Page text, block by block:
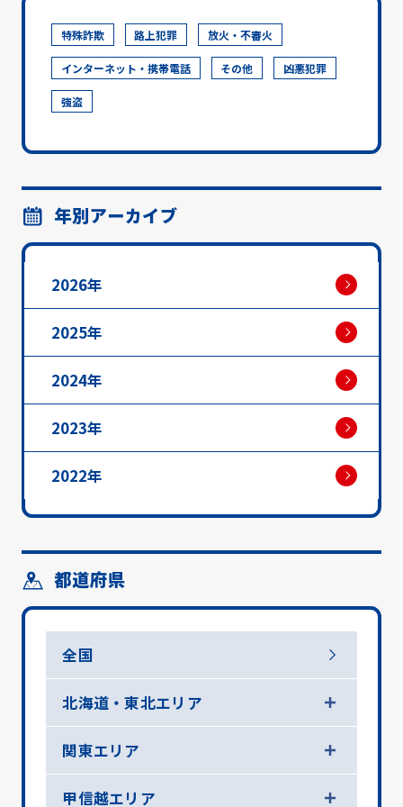
特殊詐欺 路上犯罪 放火・不審火
インターネット・携帯電話 その他 凶悪犯罪
強盗
年別アーカイブ
2026年
2025年
2024年
2023年
2022年
都道府県
全国
北海道・東北エリア
関東エリア
甲信越エリア